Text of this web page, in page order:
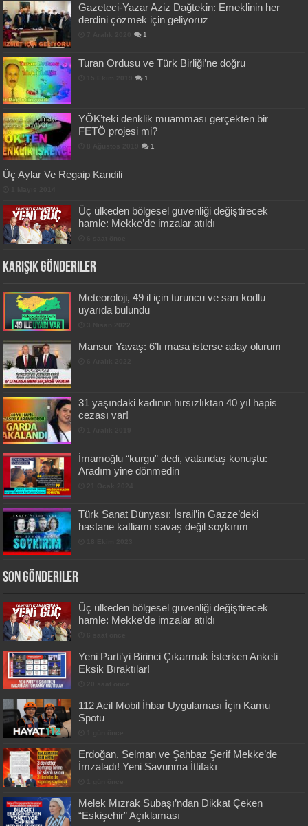
Gazeteci-Yazar Aziz Dağtekin: Emeklinin her
derdini çözmek için geliyoruz
1
Turan Ordusu ve Türk Birliği’ne doğru
1
YÖK’teki denklik muamması gerçekten bir
FETÖ projesi mi?
1
Üç Aylar Ve Regaip Kandili
Üç ülkeden bölgesel güvenliği değiştirecek
hamle: Mekke’de imzalar atıldı
Karışık Gönderiler
Meteoroloji, 49 il için turuncu ve sarı kodlu
uyarıda bulundu
Mansur Yavaş: 6’lı masa isterse aday olurum
31 yaşındaki kadının hırsızlıktan 40 yıl hapis
cezası var!
İmamoğlu “kurgu” dedi, vatandaş konuştu:
Aradım yine dönmedin
Türk Sanat Dünyası: İsrail’in Gazze’deki
hastane katliamı savaş değil soykırım
Son Gönderiler
Üç ülkeden bölgesel güvenliği değiştirecek
hamle: Mekke’de imzalar atıldı
Yeni Parti’yi Birinci Çıkarmak İsterken Anketi
Eksik Bıraktılar!
112 Acil Mobil İhbar Uygulaması İçin Kamu
Spotu
Erdoğan, Selman ve Şahbaz Şerif Mekke’de
İmzaladı! Yeni Savunma İttifakı
Melek Mızrak Subaşı’ndan Dikkat Çeken
“Eskişehir” Açıklaması